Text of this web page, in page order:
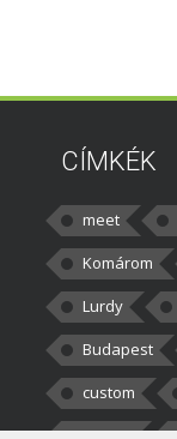
CÍMKÉK
meet
Komárom
Lurdy
Budapest
custom